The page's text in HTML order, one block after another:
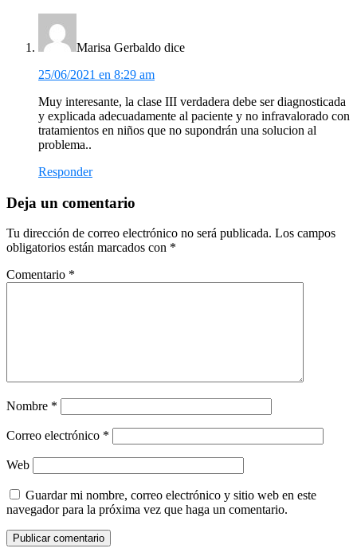
lector
Marisa Gerbaldo dice
25/06/2021 en 8:29 am
Muy interesante, la clase III verdadera debe ser diagnosticada
y explicada adecuadamente al paciente y no infravalorado con
tratamientos en niños que no supondrán una solucion al
problema..
Responder
Deja un comentario
Tu dirección de correo electrónico no será publicada. Los campos
obligatorios están marcados con *
Comentario *
Nombre *
Correo electrónico *
Web
Guardar mi nombre, correo electrónico y sitio web en este
navegador para la próxima vez que haga un comentario.